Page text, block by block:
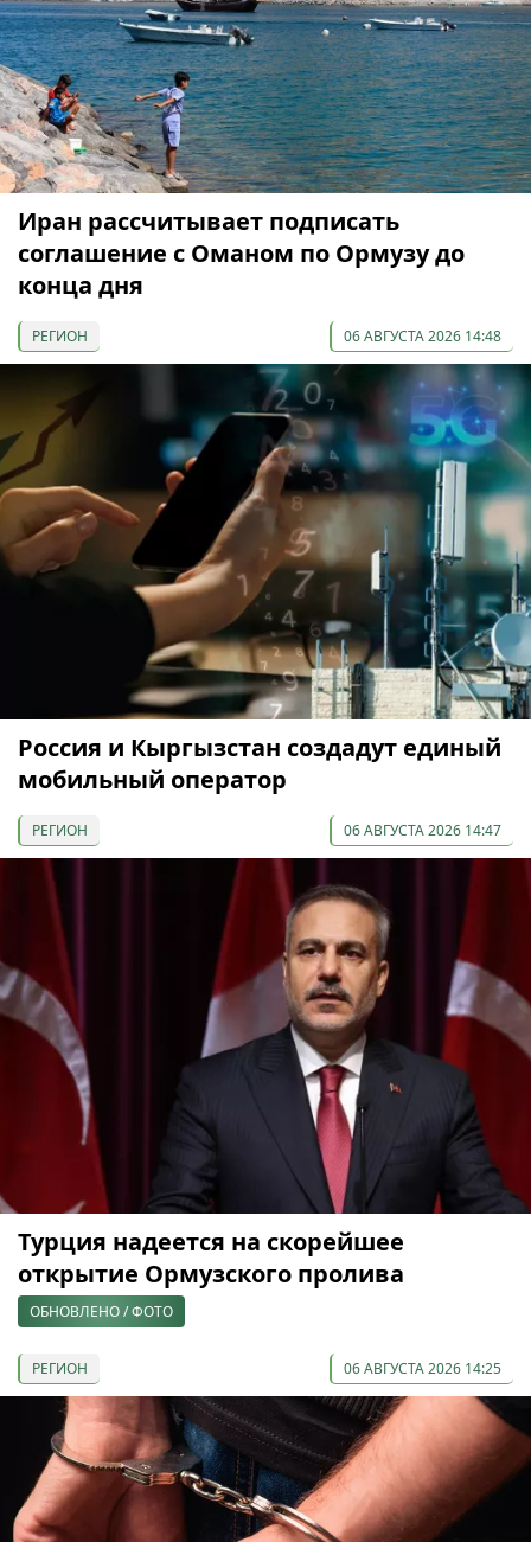
Иран рассчитывает подписать
соглашение с Оманом по Ормузу до
конца дня
РЕГИОН 06 АВГУСТА 2026 14:48
Россия и Кыргызстан создадут единый
мобильный оператор
РЕГИОН 06 АВГУСТА 2026 14:47
Турция надеется на скорейшее
открытие Ормузского пролива
ОБНОВЛЕНО / ФОТО
РЕГИОН 06 АВГУСТА 2026 14:25